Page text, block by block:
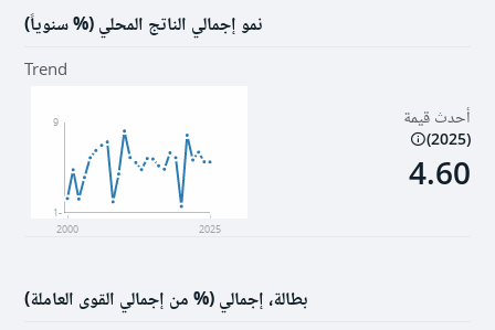
نمو إجمالي الناتج المحلي (% سنوياً)
أحدث قيمة
(
2025
)
4.60
Trend
2000 2025
-1
9
بطالة، إجمالي (% من إجمالي القوى العاملة)